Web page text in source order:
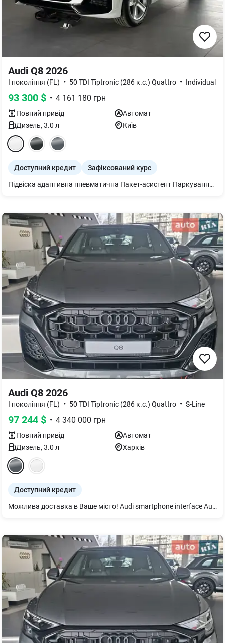
Audi Q8 2026
I покоління (FL) • 50 TDI Tiptronic (286 к.с.) Quattro • Individual
93 300 $ • 4 161 180 грн
Повний привід
Автомат
Дизель, 3.0 л Київ
Доступний кредит Зафіксований курс
Підвіска адаптивна пневматична Пакет-асистент Паркування вкл. камери кругового огляду Килимки для підлоги спереду та позаду Рульова колонка з електроприводом Додатковий захисний піддон двигуна Кермо 3-спицеве шкіряне з підігрівом Бампери у колір кузова Сидіння заднє plus Диски 5 рукавів 9Jx20 шини 275/50 R20 Підігрів передніх і задніх сидінь Клімат-контроль 4-зональний Bang & Olufsen 3D Premium Sound System Вентиляція передніх сидінь Дзеркало внутрішнє з автом. затемненням безрамне Пакет оптичний чорний плюс Підлокітник централ. передній комфортний Audi Pre sense front Стеля в чорній тканині Захист від пилу додатковий Дзеркала складані з функцією пам’яті Декор натуральна деревина ясень Органи управління глянцево-чорні Сервопривід зачинення дверей Audi smartphone interface Комфортний ключ Сидіння передні з пам’яттю Світлодіодна матрична технологія Audi Matrix Фонова підсвітка plus Гарантія 4 роки або 120 000 км Засклення акустичне бічних вікон посилена шумоізоляція Спец. пропозиція з вигодою 11500евро
Audi Q8 2026
I покоління (FL) • 50 TDI Tiptronic (286 к.с.) Quattro • S-Line
97 244 $ • 4 340 000 грн
Повний привід
Автомат
Дизель, 3.0 л Харків
Доступний кредит
Можлива доставка в Ваше місто! Audi smartphone interface Audi Pre sense front Audi virtual cockpit plus Адаптивна пневмопідвіска Bang & Olufsen 3D Premium Sound System Декор дуб сірий Дзеркала з пам’яттю і автом. затемненням Дзеркало внутрішнє з автом. затемненням Диски 5 сегментних спиць 10Jx21 Додат. захисний піддон двигуна Екстер єр - пакет S line Засклення акуст. бічних вікон Захист від пилу додатковий Кермо 3-спицеве шкіряне з підігрівом Килимки для підлоги спереду та позаду Клімат-контроль 4-зональний Комфортний ключ з сенсорним відмиканням Мікрофібра Dinamica Frequenz/Шкіра Органи управління глянцево-чорні Пакет Бізнес Пакет-асистент Паркування Пакет оптичний чорний плюс Підігрів передніх сидінь Підлокітник централ. передній комфортний Підігрів передніх і задніх сидінь Підлокітник централ. передній комфортний Подовжена гарантія додатково 2 роки або 120 т.км Рейлінги на даху чорні Рульова колонка з електроприводом Світлодіодне освітлення зони посадки Світлодіодні матричні фари Сервопривід зачинення дверей Сидіння пер. з пам’яттю для водія Система попередж. про зміну смуги руху Сонцезахисні козирки Спортивний пакет S line 2 Сітка розділювальна Фонова підсвітка plus